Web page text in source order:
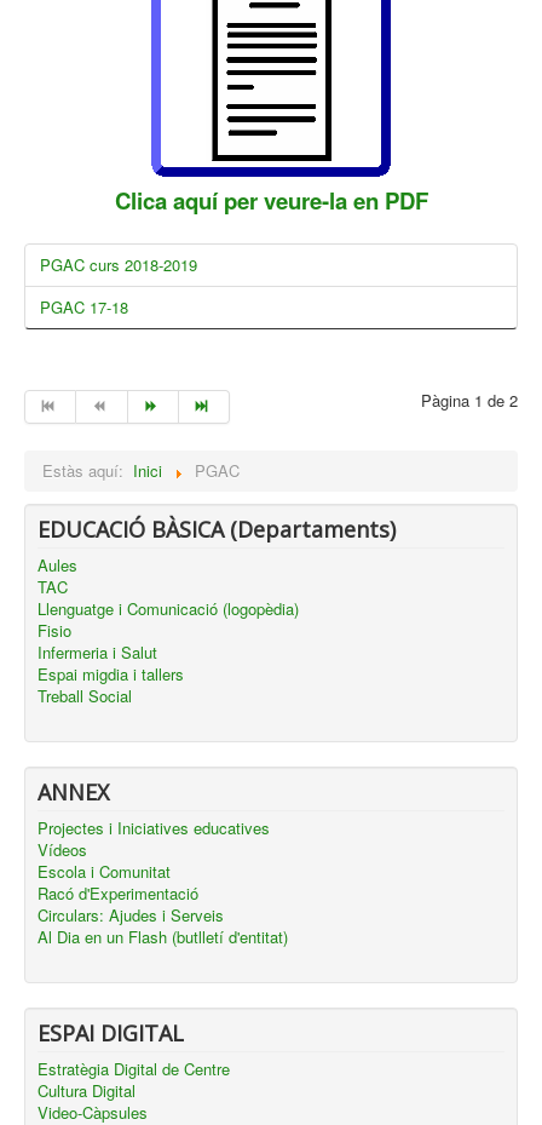
Clica aquí per veure-la en PDF
PGAC curs 2018-2019
PGAC 17-18
Pàgina 1 de 2
Estàs aquí: Inici PGAC
EDUCACIÓ BÀSICA (Departaments)
Aules
TAC
Llenguatge i Comunicació (logopèdia)
Fisio
Infermeria i Salut
Espai migdia i tallers
Treball Social
ANNEX
Projectes i Iniciatives educatives
Vídeos
Escola i Comunitat
Racó d'Experimentació
Circulars: Ajudes i Serveis
Al Dia en un Flash (butlletí d'entitat)
ESPAI DIGITAL
Estratègia Digital de Centre
Cultura Digital
Video-Càpsules